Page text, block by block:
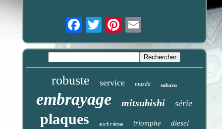
Email
robuste service mazda subaru
embrayage mitsubishi série
plaques extrême triomphe diesel